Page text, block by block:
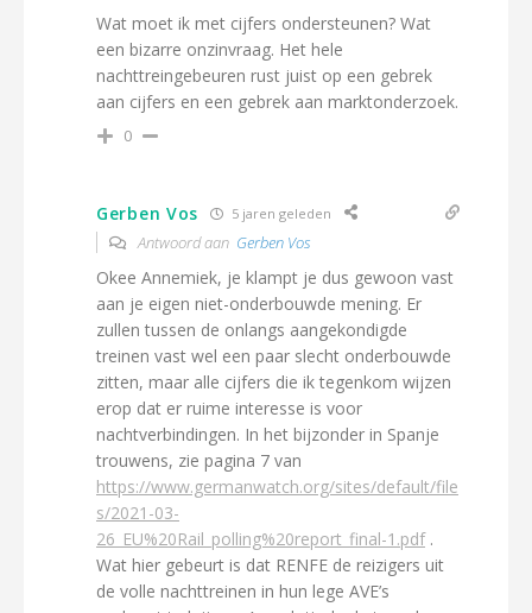
Wat moet ik met cijfers ondersteunen? Wat
een bizarre onzinvraag. Het hele
nachttreingebeuren rust juist op een gebrek
aan cijfers en een gebrek aan marktonderzoek.
0
Gerben Vos 5 jaren geleden
Antwoord aan Gerben Vos
Okee Annemiek, je klampt je dus gewoon vast
aan je eigen niet-onderbouwde mening. Er
zullen tussen de onlangs aangekondigde
treinen vast wel een paar slecht onderbouwde
zitten, maar alle cijfers die ik tegenkom wijzen
erop dat er ruime interesse is voor
nachtverbindingen. In het bijzonder in Spanje
trouwens, zie pagina 7 van
https://www.germanwatch.org/sites/default/file
s/2021-03-
26_EU%20Rail_polling%20report_final-1.pdf.
Wat hier gebeurt is dat RENFE de reizigers uit
de volle nachttreinen in hun lege AVE’s